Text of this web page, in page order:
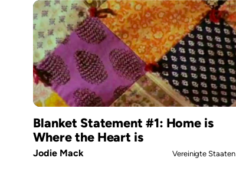
Blanket Statement #1: Home is
Where the Heart is
Jodie Mack Vereinigte Staaten